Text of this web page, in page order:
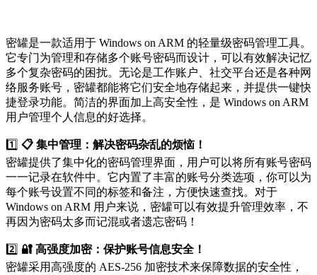
密罐是一款适用于 Windows on ARM 的轻量级密码管理工具。
它专门为管理和存储多个账号密码而设计，可以有效解决记忆
多个复杂密码的困扰。无论是工作账户、社交平台还是各种网
络服务账号，密罐都能将它们安全地存储起来，并提供一键快
捷登录功能。简洁的界面加上高安全性，是 Windows on ARM
用户管理个人信息的好选择。
1️⃣ 📋 集中管理：解决密码杂乱的烦恼！
密罐提供了集中化的密码管理界面，用户可以将所有账号密码
一一记录在软件中。它内置了丰富的账号分类选项，你可以为
每个账号设置不同的标签和备注，方便快速查找。对于
Windows on ARM 用户来说，密罐可以有效提升管理效率，不
再因为密码太多而记混或者遗忘密码！
2️⃣ 🔐 高强度加密：保护账号信息安全！
密罐采用高强度的 AES-256 加密技术来保障数据的安全性，